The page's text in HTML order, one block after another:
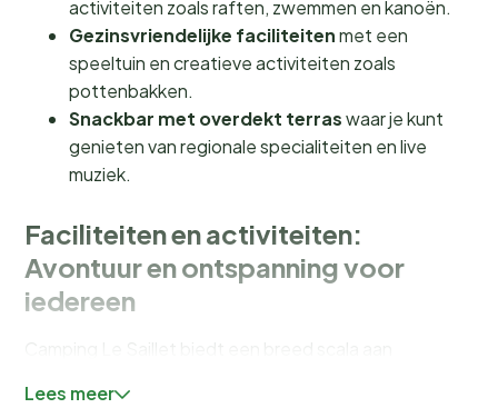
activiteiten zoals raften, zwemmen en kanoën.
Gezinsvriendelijke faciliteitenmet een
speeltuin en creatieve activiteiten zoals
pottenbakken.
Snackbar met overdekt terraswaar je kunt
genieten van regionale specialiteiten en live
muziek.
Faciliteiten en activiteiten:
Avontuur en ontspanning voor
iedereen
Neem een duik in het
Lees meer